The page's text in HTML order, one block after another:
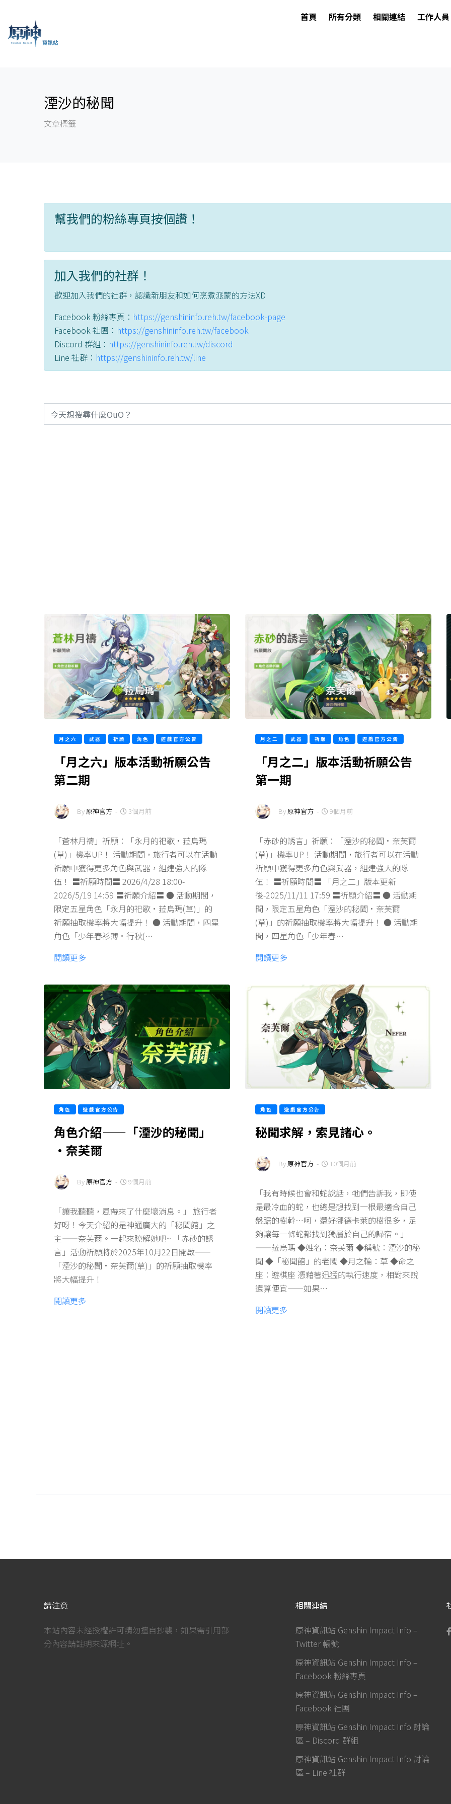
首頁 所有分類 相關連結 工作人員
湮沙的秘聞
文章標籤
幫我們的粉絲專頁按個讚！
加入我們的社群！
歡迎加入我們的社群，認識新朋友和如何烹煮派蒙的方法XD
Facebook 粉絲專頁： https://genshininfo.reh.tw/facebook-page
Facebook 社團： https://genshininfo.reh.tw/facebook
Discord 群組： https://genshininfo.reh.tw/discord
Line 社群： https://genshininfo.reh.tw/line
月之六 武器 祈願 角色 遊戲官方公告
「月之六」版本活動祈願公告
第二期
By原神官方 - 3個月前
「蒼林月禱」祈願：「永月的祀歌·菈烏瑪
(草)」機率UP！ 活動期間，旅行者可以在活動
祈願中獲得更多角色與武器，組建強大的隊
伍！ 〓祈願時間〓 2026/4/28 18:00-
2026/5/19 14:59 〓祈願介紹〓 ● 活動期間，
限定五星角色「永月的祀歌·菈烏瑪(草)」的
祈願抽取機率將大幅提升！ ● 活動期間，四星
角色「少年春衫薄·行秋(…
閱讀更多
月之二 武器 祈願 角色 遊戲官方公告
「月之二」版本活動祈願公告
第一期
By原神官方 - 9個月前
「赤砂的誘言」祈願：「湮沙的秘聞·奈芙爾
(草)」機率UP！ 活動期間，旅行者可以在活動
祈願中獲得更多角色與武器，組建強大的隊
伍！ 〓祈願時間〓 「月之二」版本更新
後-2025/11/11 17:59 〓祈願介紹〓 ● 活動期
間，限定五星角色「湮沙的秘聞·奈芙爾
(草)」的祈願抽取機率將大幅提升！ ● 活動期
間，四星角色「少年春…
閱讀更多
角色 遊戲官方公告
角色介紹——「湮沙的秘聞」
·奈芙爾
By原神官方 - 9個月前
「讓我聽聽，風帶來了什麼壞消息。」 旅行者
好呀！今天介紹的是神通廣大的「秘聞館」之
主——奈芙爾。一起來瞭解她吧~ 「赤砂的誘
言」活動祈願將於2025年10月22日開啟——
「湮沙的秘聞·奈芙爾(草)」的祈願抽取機率
將大幅提升！
閱讀更多
角色 遊戲官方公告
秘聞求解，索見諸心。
By原神官方 - 10個月前
「我有時候也會和蛇說話，牠們告訴我，即使
是最冷血的蛇，也總是想找到一根最適合自己
盤踞的樹幹…呵，還好挪德卡萊的樹很多，足
夠讓每一條蛇都找到獨屬於自己的歸宿。」
——菈烏瑪 ◆姓名：奈芙爾 ◆稱號：湮沙的秘
聞 ◆「秘聞館」的老闆 ◆月之輪：草 ◆命之
座：遊棋座 憑藉著迅猛的執行速度，相對來說
還算便宜——如果…
閱讀更多
請注意
本站內容未經授權許可請勿擅自抄襲，如果需引用部
分內容請註明來源網址。
相關連結
原神資訊站 Genshin Impact Info –
Twitter 帳號
原神資訊站 Genshin Impact Info –
Facebook 粉絲專頁
原神資訊站 Genshin Impact Info –
Facebook 社團
原神資訊站 Genshin Impact Info 討論
區 – Discord 群組
原神資訊站 Genshin Impact Info 討論
區 – Line 社群